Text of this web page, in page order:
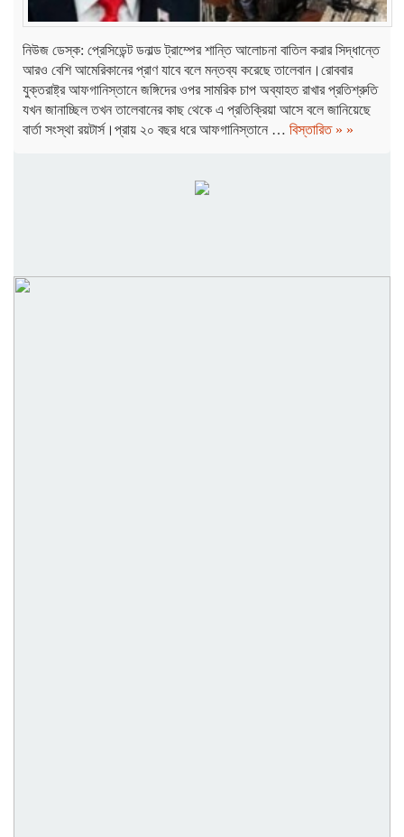
নিউজ ডেস্ক: প্রেসিডেন্ট ডনাল্ড ট্রাম্পের শান্তি আলোচনা বাতিল করার সিদ্ধান্তে
আরও বেশি আমেরিকানের প্রাণ যাবে বলে মন্তব্য করেছে তালেবান।রোববার
যুক্তরাষ্ট্র আফগানিস্তানে জঙ্গিদের ওপর সামরিক চাপ অব্যাহত রাখার প্রতিশ্রুতি
যখন জানাচ্ছিল তখন তালেবানের কাছ থেকে এ প্রতিক্রিয়া আসে বলে জানিয়েছে
বার্তা সংস্থা রয়টার্স।প্রায় ২০ বছর ধরে আফগানিস্তানে … বিস্তারিত » »